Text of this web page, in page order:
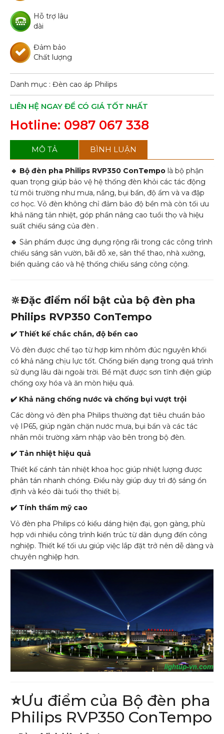
Hỗ trợ lâu
dài
Đảm bảo
Chất lượng
Danh mục : Đèn cao áp Philips
LIÊN HỆ NGAY ĐỂ CÓ GIÁ TỐT NHẤT
Hotline: 0987 067 338
MÔ TẢ BÌNH LUẬN
🔹 Bộ đèn pha Philips RVP350 ConTempo là bộ phận
quan trọng giúp bảo vệ hệ thống đèn khỏi các tác động
từ môi trường như mưa, nắng, bụi bẩn, độ ẩm và va đập
cơ học. Vỏ đèn không chỉ đảm bảo độ bền mà còn tối ưu
khả năng tản nhiệt, góp phần nâng cao tuổi thọ và hiệu
suất chiếu sáng của đèn .
🔹 Sản phẩm được ứng dụng rộng rãi trong các công trình
chiếu sáng sân vườn, bãi đỗ xe, sân thể thao, nhà xưởng,
biển quảng cáo và hệ thống chiếu sáng công cộng.
🔆Đặc điểm nổi bật của bộ đèn pha
Philips RVP350 ConTempo
✔️ Thiết kế chắc chắn, độ bền cao
Vỏ đèn được chế tạo từ hợp kim nhôm đúc nguyên khối
có khả năng chịu lực tốt. Chống biến dạng trong quá trình
sử dụng lâu dài ngoài trời. Bề mặt được sơn tĩnh điện giúp
chống oxy hóa và ăn mòn hiệu quả.
✔️ Khả năng chống nước và chống bụi vượt trội
Các dòng vỏ đèn pha Philips thường đạt tiêu chuẩn bảo
vệ IP65, giúp ngăn chặn nước mưa, bụi bẩn và các tác
nhân môi trường xâm nhập vào bên trong bộ đèn.
✔️ Tản nhiệt hiệu quả
Thiết kế cánh tản nhiệt khoa học giúp nhiệt lượng được
phân tán nhanh chóng. Điều này giúp duy trì độ sáng ổn
định và kéo dài tuổi thọ thiết bị.
✔️ Tính thẩm mỹ cao
Vỏ đèn pha Philips có kiểu dáng hiện đại, gọn gàng, phù
hợp với nhiều công trình kiến trúc từ dân dụng đến công
nghiệp. Thiết kế tối ưu giúp việc lắp đặt trở nên dễ dàng và
chuyên nghiệp hơn.
⭐Ưu điểm của Bộ đèn pha
Philips RVP350 ConTempo